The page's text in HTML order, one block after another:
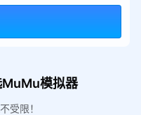
MuMu模拟器
受限！